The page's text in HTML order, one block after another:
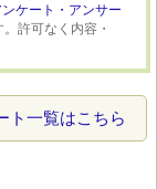
ンケート・アンサー
許可なく内容・
ト一覧はこちら